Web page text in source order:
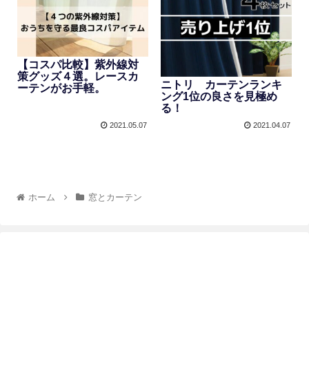
【コスパ比較】紫外線対
策グッズ４選。レースカ
ーテンがお手軽。
2021.05.07
ニトリ カーテンランキ
ング1位の良さを見極め
る！
2021.04.07
ホーム 窓とカーテン